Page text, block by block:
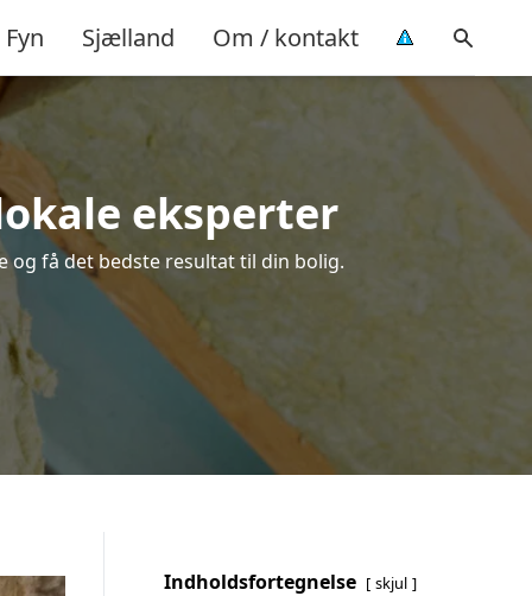
Fyn Sjælland Om / kontakt
eksperter
og få det bedste resultat til din bolig.
Indholdsfortegnelse skjul